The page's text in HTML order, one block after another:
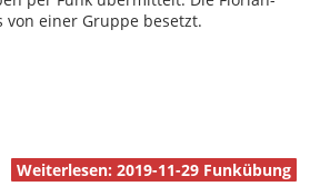
einer Gruppe besetzt.
Weiterlesen: 2019-11-29 Funkübung